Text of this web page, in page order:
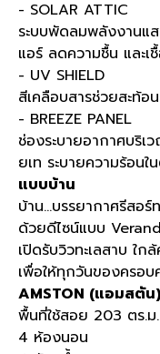
- SOLAR ATTIC
ระบบพัดลมพลังงานแ
แอร์ ลดความชื้น และเ
- UV SHIELD
สีเคลือบสารช่วยสะท้
- BREEZE PANEL
ช่องระบายอากาศบริเ
ยเท ระบายความร้อนใ
แบบบ้าน
บ้าน...บรรยากาศรีสอ
ด้วยดีไซน์แบบ
เปิดรับวิวทะเลสาบ ใก
เพื่อให้ทุกวันของครอ
AMSTON (แอมสตัน)
พื้นที่ใช้สอย 203 ตร.ม
4 ห้องนอน